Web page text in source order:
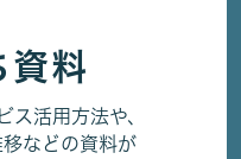
資料
ス活用方法や、
などの資料が